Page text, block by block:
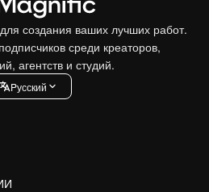
создания ваших лучших работ.
среди креаторов,
агентств и студий.
Pусский